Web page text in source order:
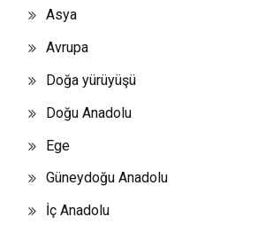
Asya
Avrupa
Doğa yürüyüşü
Doğu Anadolu
Ege
Güneydoğu Anadolu
İç Anadolu